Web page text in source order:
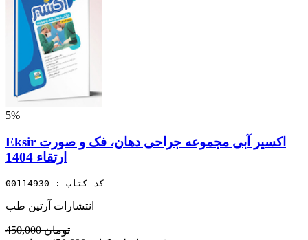
5%
Eksir اکسیر آبی مجموعه جراحی دهان، فک و صورت
ارتقاء 1404
کد کتاب : 00114930
انتشارات آرتین طب
450,000 تومان